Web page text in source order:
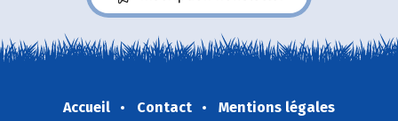
Accueil Contact
Mentions légales